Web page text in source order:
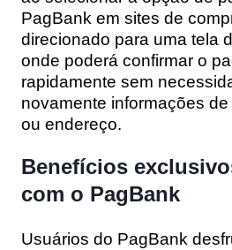
PagBank em sites de
direcionado para uma tela
onde poderá confirmar o
rapidamente sem
novamente informações
ou endereço.
Benefícios
com o PagBank
Usuários do PagBank